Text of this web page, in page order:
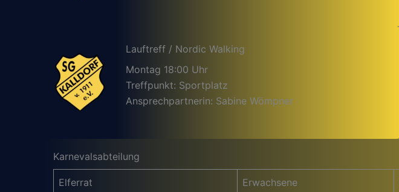
Lauftreff / Nordic Walking
Montag 18:00 Uhr
Treffpunkt: Sportplatz
Ansprechpartnerin: Sabine Wömpner
Karnevalsabteilung
Elferrat Erwachsene